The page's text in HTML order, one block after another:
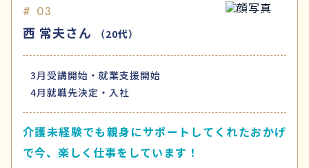
# 03
西 常夫さん （20代）
3月 受講開始・就業支援開始
4月就職先決定・入社
介護未経験でも親身にサポートしてくれたおかげ
で今、楽しく仕事をしています！